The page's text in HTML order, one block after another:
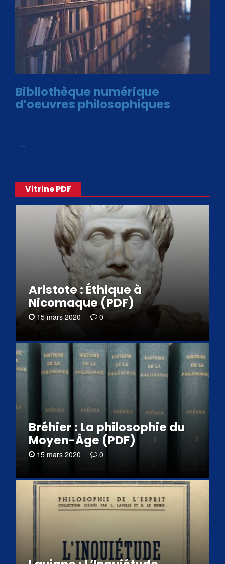
Bibliothèque numérique
d’oeuvres philosophiques
…
Vitrine PDF
Aristote : Éthique à
Nicomaque (PDF)
15 mars 2020 0
Bréhier : La philosophie du
Moyen-Âge (PDF)
15 mars 2020 0